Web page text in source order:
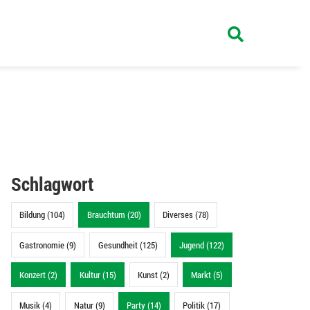
Schlagwort
Bildung (104) Brauchtum (20) Diverses (78)
Gastronomie (9) Gesundheit (125) Jugend (122)
Konzert (2) Kultur (15) Kunst (2) Markt (5)
Musik (4) Natur (9) Party (14) Politik (17)